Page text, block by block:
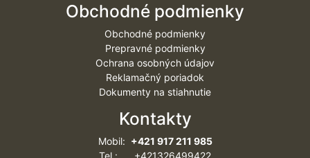
Obchodné podmienky
Obchodné podmienky
Prepravné podmienky
Ochrana osobných údajov
Reklamačný poriadok
Dokumenty na stiahnutie
Kontakty
Mobil: +421 917 211 985
Tel.: +421326499422